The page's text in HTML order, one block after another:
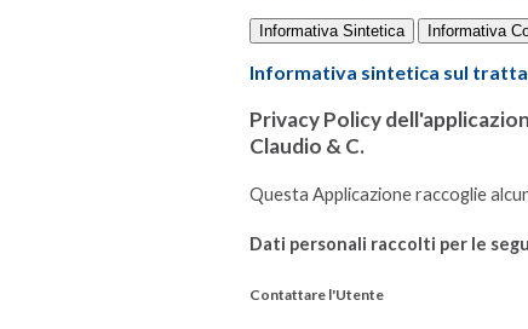
Informativa Sintetica Informativa
Informativa sintetica sul
Privacy Policy
Claudio & C.
Questa Applicazione raccoglie
Dati personali raccolti per le
Contattare l'Utente